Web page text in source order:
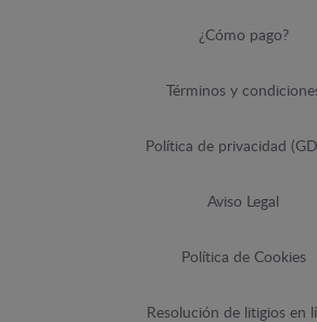
¿Cómo pago?
Términos y
Política de privacidad
Aviso Legal
Política de Cookies
Resolución de litigios en